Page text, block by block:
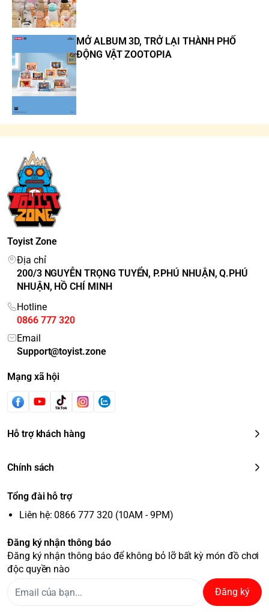
MỞ ALBUM 3D, TRỞ LẠI THÀNH PHỐ
ĐỘNG VẬT ZOOTOPIA
Toyist Zone
Địa chỉ
200/3 NGUYỄN TRỌNG TUYỂN, P.PHÚ NHUẬN, Q.PHÚ
NHUẬN, HỒ CHÍ MINH
Hotline
0866 777 320
Email
Support@toyist.zone
Mạng xã hội
Hỗ trợ khách hàng
Chính sách
Tổng đài hỗ trợ
Liên hệ: 0866 777 320 (10AM - 9PM)
Đăng ký nhận thông báo
Đăng ký nhận thông báo để không bỏ lỡ bất kỳ món đồ chơi
độc quyền nào
Đăng ký